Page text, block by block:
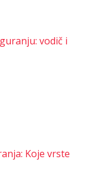
vodič i
Koje vrste